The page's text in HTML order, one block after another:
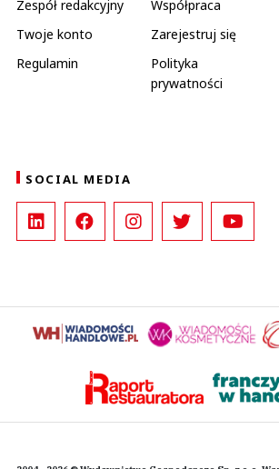
Zespół redakcyjny Współpraca
Twoje konto
Zarejestruj się
Regulamin
Polityka
prywatności
SOCIAL MEDIA